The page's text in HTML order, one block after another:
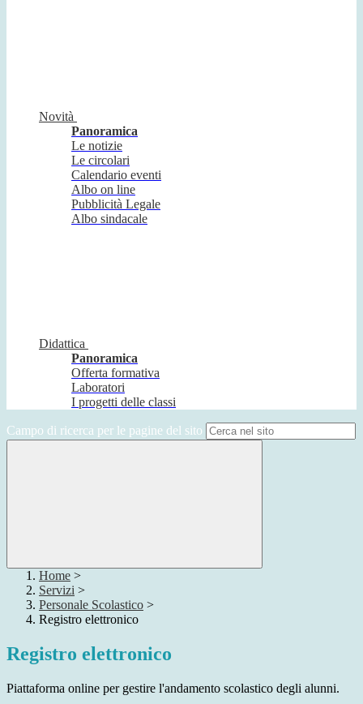
Novità
Panoramica
Le notizie
Le circolari
Calendario eventi
Albo on line
Pubblicità Legale
Albo sindacale
Didattica
Panoramica
Offerta formativa
Laboratori
I progetti delle classi
Campo di ricerca per le pagine del sito
Home >
Servizi >
Personale Scolastico >
Registro elettronico
Registro elettronico
Piattaforma online per gestire l'andamento scolastico degli alunni.